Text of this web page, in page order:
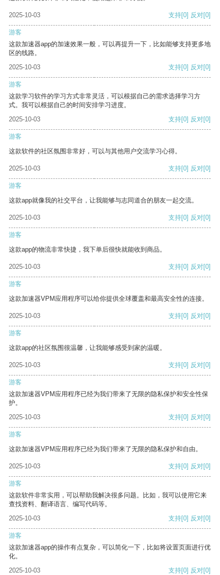
2025-10-03 支持[0] 反对[0]
游客
这款加速器app的加速效果一般，可以再提升一下，比如能够支持更多地
区的线路。
2025-10-03
支持[0] 反对[0]
游客
这款学习软件的学习方式非常灵活，可以根据自己的需求选择学习方
式。我可以根据自己的时间安排学习进度。
2025-10-03
支持[0] 反对[0]
游客
这款软件的社区氛围非常好，可以与其他用户交流学习心得。
2025-10-03 支持[0] 反对[0]
游客
这款app就像我的社交平台，让我能够与志同道合的朋友一起交流。
2025-10-03 支持[0] 反对[0]
游客
这款app的物流非常快捷，我下单后很快就能收到商品。
2025-10-03 支持[0] 反对[0]
游客
这款加速器VPM应用程序可以给你提供全球覆盖和最高安全性的连接。
2025-10-03 支持[0] 反对[0]
游客
这款app的社区氛围很温馨，让我能够感受到家的温暖。
2025-10-03 支持[0] 反对[0]
游客
这款加速器VPM应用程序已经为我们带来了无限的隐私保护和安全性保
护。
2025-10-03
支持[0] 反对[0]
游客
这款加速器VPM应用程序已经为我们带来了无限的隐私保护和自由。
2025-10-03 支持[0] 反对[0]
游客
这款软件非常实用，可以帮助我解决很多问题。比如，我可以使用它来
查找资料、翻译语言、编写代码等。
2025-10-03
支持[0] 反对[0]
游客
这款加速器app的操作有点复杂，可以简化一下，比如将设置页面进行优
化。
2025-10-03
支持[0] 反对[0]